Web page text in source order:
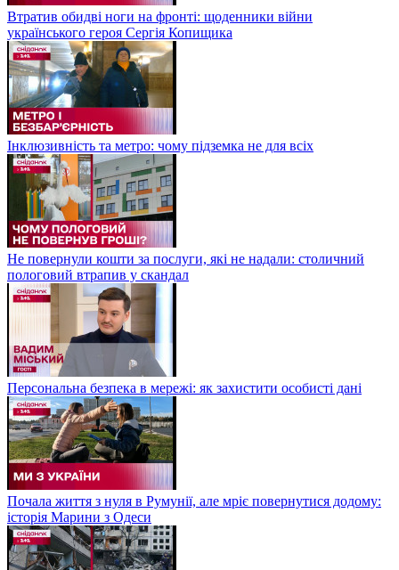
Втратив обидві ноги на фронті: щоденники війни
українського героя Сергія Копищика
Інклюзивність та метро: чому підземка не для всіх
Не повернули кошти за послуги, які не надали: столичний
пологовий втрапив у скандал
Персональна безпека в мережі: як захистити особисті дані
Почала життя з нуля в Румунії, але мріє повернутися додому:
історія Марини з Одеси